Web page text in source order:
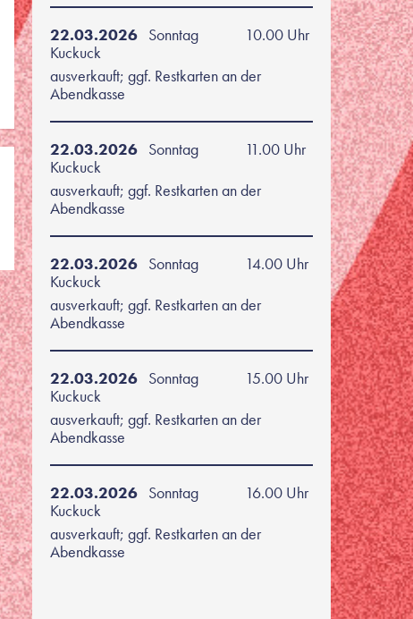
22.03.2026 Sonntag
10.00 Uhr
Kuckuck
ausverkauft; ggf. Restkarten an der
Abendkasse
22.03.2026 Sonntag
11.00 Uhr
Kuckuck
ausverkauft; ggf. Restkarten an der
Abendkasse
22.03.2026 Sonntag
14.00 Uhr
Kuckuck
ausverkauft; ggf. Restkarten an der
Abendkasse
22.03.2026 Sonntag
15.00 Uhr
Kuckuck
ausverkauft; ggf. Restkarten an der
Abendkasse
22.03.2026 Sonntag
16.00 Uhr
Kuckuck
ausverkauft; ggf. Restkarten an der
Abendkasse